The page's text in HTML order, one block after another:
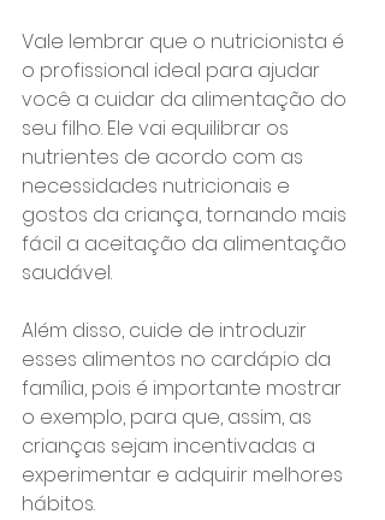
Vale lembrar que o nutricionista é
o profissional ideal para ajudar
você a cuidar da alimentação do
seu filho. Ele vai equilibrar os
nutrientes de acordo com as
necessidades nutricionais e
gostos da criança, tornando mais
fácil a aceitação da alimentação
saudável.
Além disso, cuide de introduzir
esses alimentos no cardápio da
família, pois é importante mostrar
o exemplo, para que, assim, as
crianças sejam incentivadas a
experimentar e adquirir melhores
hábitos.